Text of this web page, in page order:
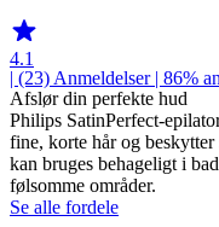
4.1
| (23) Anmeldelser| 86%
Afslør din perfekte hud
Philips SatinPerfect-
fine, korte hår og
kan bruges behageligt i
følsomme områder.
Se alle fordele